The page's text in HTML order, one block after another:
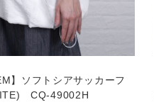
】ソフトシアサッカーフ
CQ-49002H